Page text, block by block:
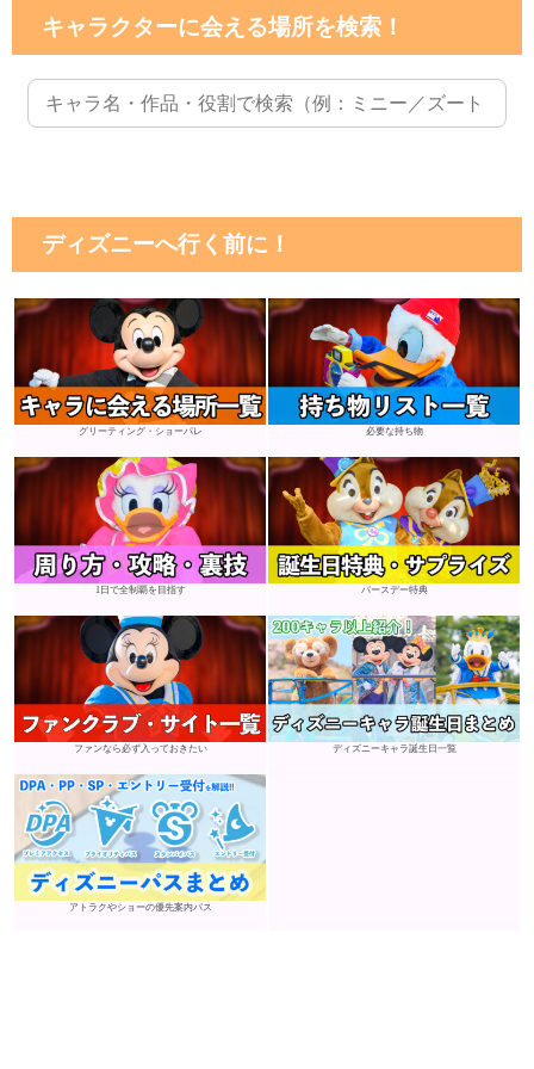
キャラクターに会える場所を検索！
ディズニーへ行く前に！
グリーティング・ショーパレ 必要な持ち物
1日で全制覇を目指す バースデー特典
ファンなら必ず入っておきたい ディズニーキャラ誕生日一覧
アトラクやショーの優先案内パス